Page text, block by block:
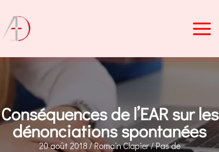
contenu
Conséquences de l’EAR sur les
dénonciations spontanées
20 août 2018/Romain Clapier/Pas de